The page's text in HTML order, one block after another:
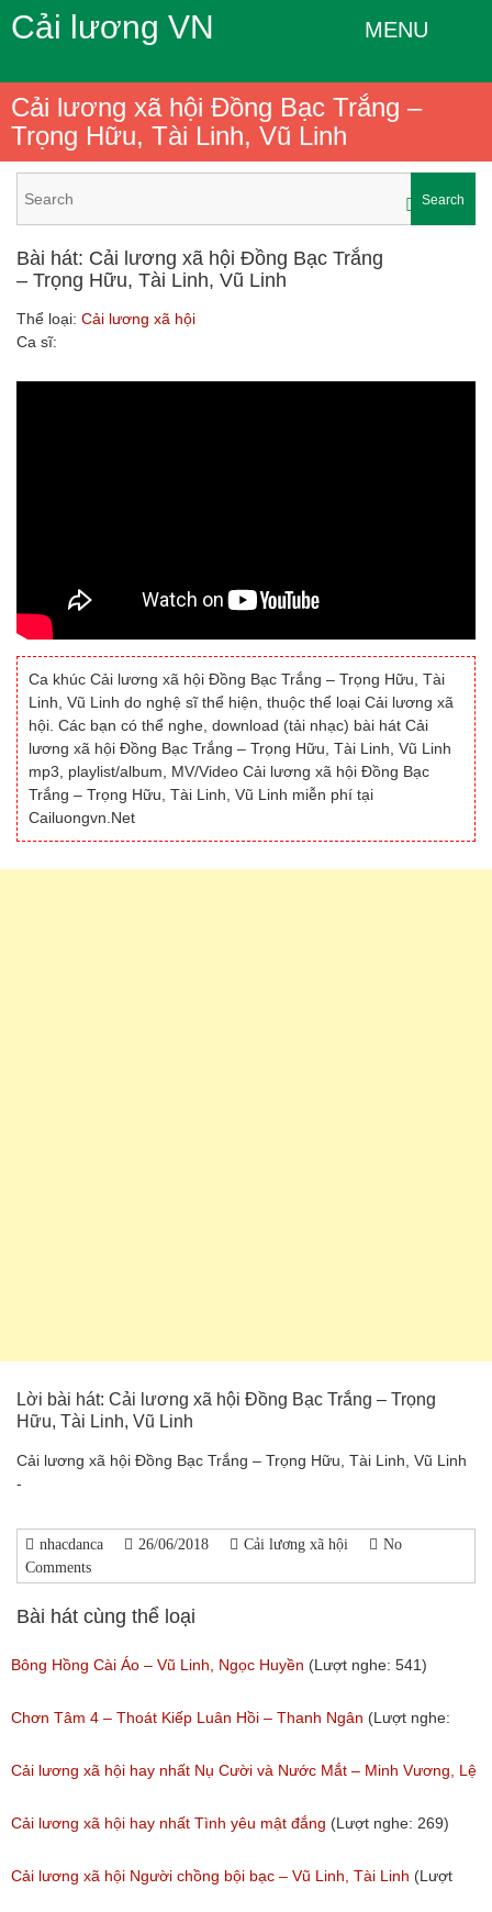
Cải lương VN MENU
Cải lương xã hội Đồng Bạc Trắng –
Trọng Hữu, Tài Linh, Vũ Linh
Search
Bài hát: Cải lương xã hội Đồng Bạc Trắng
– Trọng Hữu, Tài Linh, Vũ Linh
Thể loại: Cải lương xã hội
Ca sĩ:
Ca khúc Cải lương xã hội Đồng Bạc Trắng – Trọng Hữu, Tài
Linh, Vũ Linh do nghệ sĩ thể hiện, thuộc thể loại Cải lương xã
hội. Các bạn có thể nghe, download (tải nhạc) bài hát Cải
lương xã hội Đồng Bạc Trắng – Trọng Hữu, Tài Linh, Vũ Linh
mp3, playlist/album, MV/Video Cải lương xã hội Đồng Bạc
Trắng – Trọng Hữu, Tài Linh, Vũ Linh miễn phí tại
Cailuongvn.Net
Lời bài hát: Cải lương xã hội Đồng Bạc Trắng – Trọng
Hữu, Tài Linh, Vũ Linh
Cải lương xã hội Đồng Bạc Trắng – Trọng Hữu, Tài Linh, Vũ Linh
-
nhacdanca 26/06/2018 Cải lương xã hội
No
Comments
Bài hát cùng thể loại
Bông Hồng Cài Áo – Vũ Linh, Ngọc Huyền (Lượt nghe: 541)
Chơn Tâm 4 – Thoát Kiếp Luân Hồi – Thanh Ngân (Lượt nghe:
267)
Cải lương xã hội hay nhất Nụ Cười và Nước Mắt – Minh Vương, Lệ
Thủy
(Lượt nghe: 776)
Cải lương xã hội hay nhất Tình yêu mật đắng (Lượt nghe: 269)
Cải lương xã hội Người chồng bội bạc – Vũ Linh, Tài Linh (Lượt